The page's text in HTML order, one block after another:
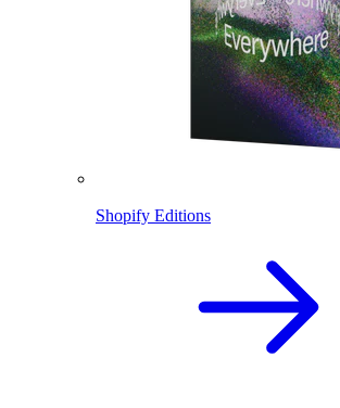
Shopify Editions